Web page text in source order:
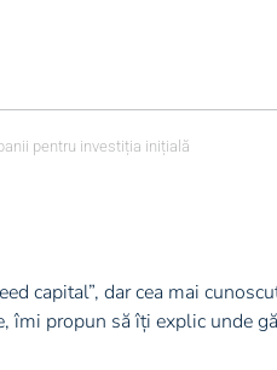
pentru investiția inițială
capital”, dar cea mai
îmi propun să îți explic unde